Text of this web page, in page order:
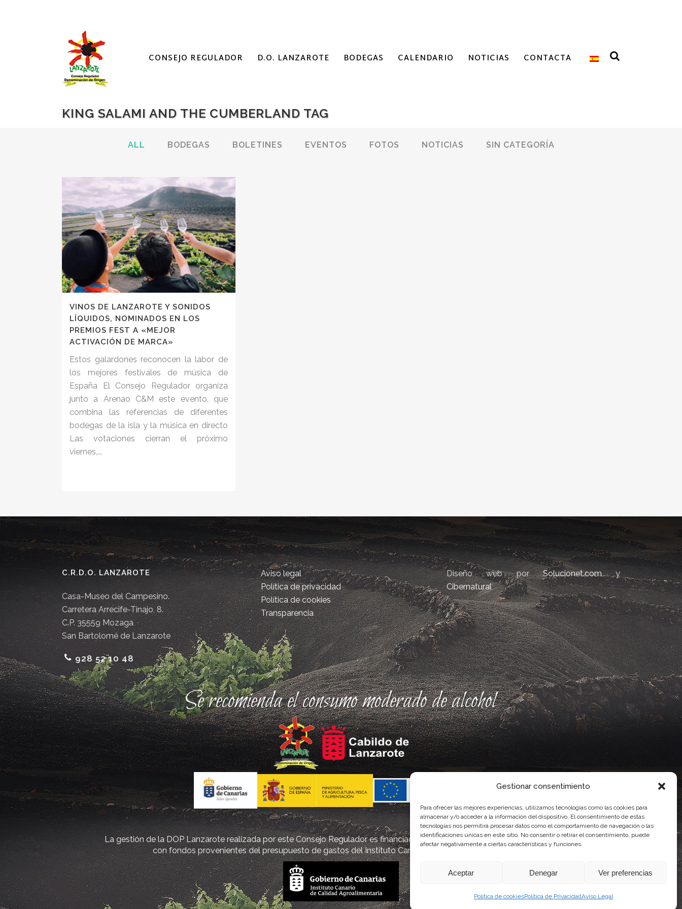
Gestionar consentimiento
Para ofrecer las mejores experiencias, utilizamos tecnologías como las cookies para
almacenar y/o acceder a la información del dispositivo. El consentimiento de estas
tecnologías nos permitirá procesar datos como el comportamiento de navegación o las
identificaciones únicas en este sitio. No consentir o retirar el consentimiento, puede
afectar negativamente a ciertas características y funciones.
Aceptar Denegar Ver preferencias
Política de cookiesPolítica de PrivacidadAviso Legal
CONSEJO REGULADOR D.O. LANZAROTE BODEGAS CALENDARIO NOTICIAS CONTACTA
KING SALAMI AND THE CUMBERLAND TAG
ALL BODEGAS BOLETINES EVENTOS FOTOS NOTICIAS SIN CATEGORÍA
VINOS DE LANZAROTE Y SONIDOS
LÍQUIDOS, NOMINADOS EN LOS
PREMIOS FEST A «MEJOR
ACTIVACIÓN DE MARCA»
Estos galardones reconocen la labor de
los mejores festivales de música de
España El Consejo Regulador organiza
junto a Arenao C&M este evento, que
combina las referencias de diferentes
bodegas de la isla y la música en directo
Las votaciones cierran el próximo
viernes,...
C.R.D.O. LANZAROTE
Casa-Museo del Campesino.
Carretera Arrecife-Tinajo, 8.
C.P. 35559 Mozaga
San Bartolomé de Lanzarote
928 52 10 48
Aviso legal
Política de privacidad
Política de cookies
Transparencia
Diseño web porSolucionet.comy
Cibernatural
Se recomienda el consumo moderado de alcohol
La gestión de la DOP Lanzarote realizada por este Consejo Regulador es financiada, parcialmente, por el Gobierno de Canarias
con fondos provenientes del presupuesto de gastos del Instituto Canario de Calidad Agroalimentaria